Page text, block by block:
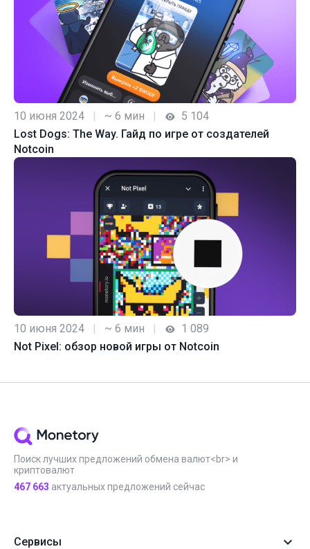
10 июня 2024 | ~ 6 мин |
5 104
Lost Dogs: The Way. Гайд по игре от создателей
Notcoin
10 июня 2024 | ~ 6 мин |
1 089
Not Pixel: обзор новой игры от Notcoin
Поиск лучших предложений обмена валют<br> и
криптовалют
467 663 актуальных предложений сейчас
Сервисы